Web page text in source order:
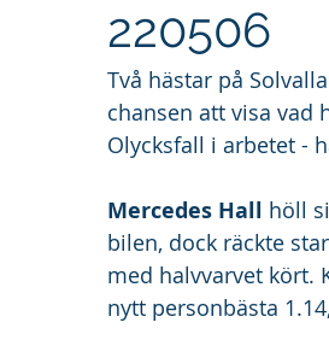
220506
Två hästar på
chansen att visa vad
Olycksfall i arbetet -
Mercedes Hall höll
bilen, dock räckte
med halvvarvet kört.
nytt personbästa